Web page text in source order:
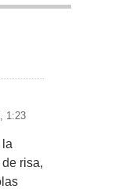
1:23
risa,